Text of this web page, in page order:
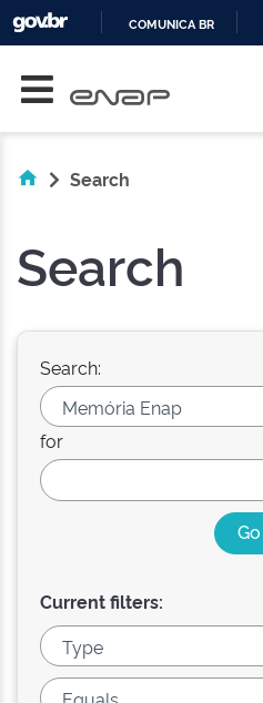
COMUNICA BR
Search
Search
Search:
for
Current filters: